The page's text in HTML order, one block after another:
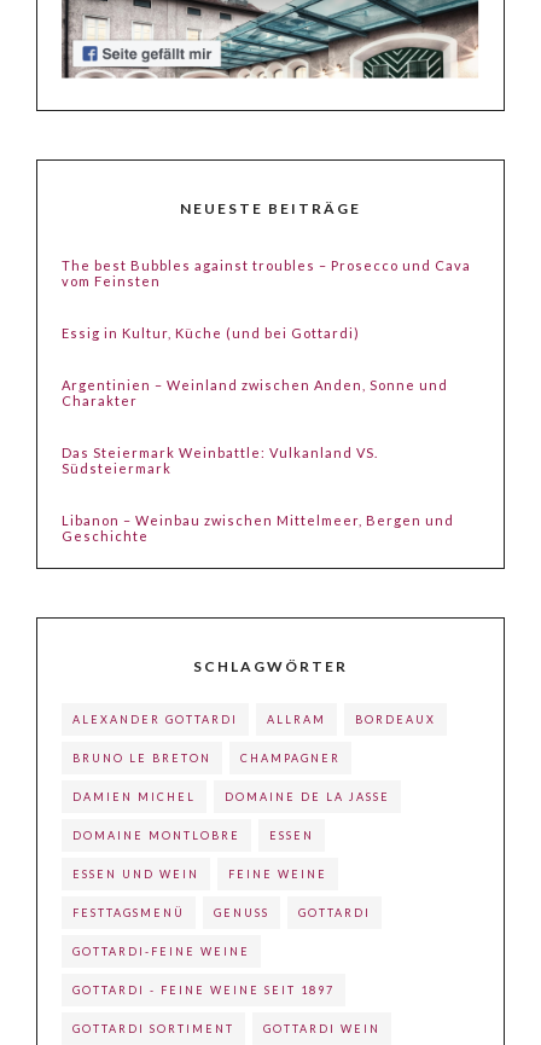
NEUESTE BEITRÄGE
The best Bubbles against troubles – Prosecco und Cava
vom Feinsten
Essig in Kultur, Küche (und bei Gottardi)
Argentinien – Weinland zwischen Anden, Sonne und
Charakter
Das Steiermark Weinbattle: Vulkanland VS.
Südsteiermark
Libanon – Weinbau zwischen Mittelmeer, Bergen und
Geschichte
SCHLAGWÖRTER
ALEXANDER GOTTARDI ALLRAM BORDEAUX
BRUNO LE BRETON CHAMPAGNER
DAMIEN MICHEL DOMAINE DE LA JASSE
DOMAINE MONTLOBRE ESSEN
ESSEN UND WEIN FEINE WEINE
FESTTAGSMENÜ GENUSS GOTTARDI
GOTTARDI-FEINE WEINE
GOTTARDI - FEINE WEINE SEIT 1897
GOTTARDI SORTIMENT GOTTARDI WEIN